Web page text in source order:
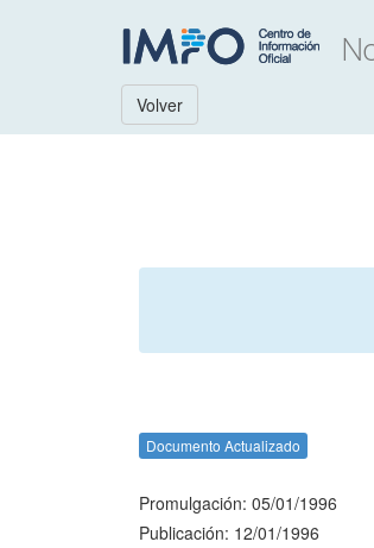
Volver
Documento Actualizado
Promulgación: 05/01/1996
Publicación: 12/01/1996